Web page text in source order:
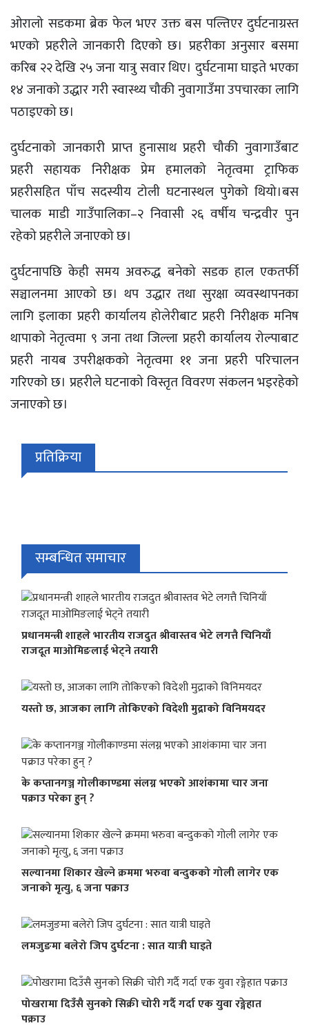
ओरालो सडकमा ब्रेक फेल भएर उक्त बस पल्तिएर दुर्घटनाग्रस्त
भएको प्रहरीले जानकारी दिएको छ। प्रहरीका अनुसार बसमा
करिब २२ देखि २५ जना यात्रु सवार थिए। दुर्घटनामा घाइते भएका
१४ जनाको उद्धार गरी स्वास्थ्य चौकी नुवागाउँमा उपचारका लागि
पठाइएको छ।
दुर्घटनाको जानकारी प्राप्त हुनासाथ प्रहरी चौकी नुवागाउँबाट
प्रहरी सहायक निरीक्षक प्रेम हमालको नेतृत्वमा ट्राफिक
प्रहरीसहित पाँच सदस्यीय टोली घटनास्थल पुगेको थियो।बस
चालक माडी गाउँपालिका–२ निवासी २६ वर्षीय चन्द्रवीर पुन
रहेको प्रहरीले जनाएको छ।
दुर्घटनापछि केही समय अवरुद्ध बनेको सडक हाल एकतर्फी
सञ्चालनमा आएको छ। थप उद्धार तथा सुरक्षा व्यवस्थापनका
लागि इलाका प्रहरी कार्यालय होलेरीबाट प्रहरी निरीक्षक मनिष
थापाको नेतृत्वमा ९ जना तथा जिल्ला प्रहरी कार्यालय रोल्पाबाट
प्रहरी नायब उपरीक्षकको नेतृत्वमा ११ जना प्रहरी परिचालन
गरिएको छ। प्रहरीले घटनाको विस्तृत विवरण संकलन भइरहेको
जनाएको छ।
प्रतिक्रिया
सम्बन्धित समाचार
प्रधानमन्त्री शाहले भारतीय राजदुत श्रीवास्तव भेटे लगत्तै चिनियाँ
राजदूत माओमिङलाई भेट्ने तयारी
यस्तो छ, आजका लागि तोकिएको विदेशी मुद्राको विनिमयदर
के कप्तानगञ्ज गोलीकाण्डमा संलग्न भएको आशंकामा चार जना
पक्राउ परेका हुन् ?
सल्यानमा शिकार खेल्ने क्रममा भरुवा बन्दुकको गोली लागेर एक
जनाको मृत्यु, ६ जना पक्राउ
लमजुङमा बलेरो जिप दुर्घटना : सात यात्री घाइते
पोखरामा दिउँसै सुनको सिक्री चोरी गर्दै गर्दा एक युवा रङ्गेहात
पक्राउ